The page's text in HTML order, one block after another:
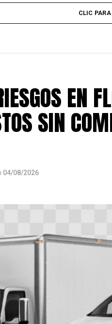
CLIC
EN
SIN
04/08/2026